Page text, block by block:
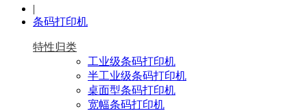
|
条码打印机
特性归类
工业级条码打印机
半工业级条码打印机
桌面型条码打印机
宽幅条码打印机